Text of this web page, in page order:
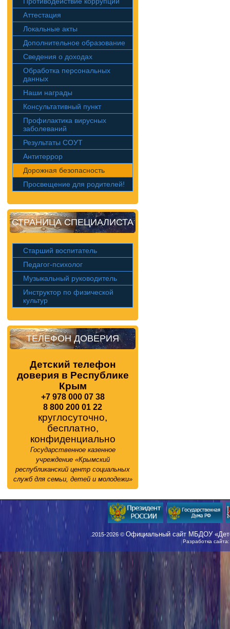
Аттестация
Локальные акты
Дополнительное образование
Сведения о доходах
Обработка персональных
данных
Наши награды
Консультативный пункт
Профилактика вирусных
заболеваний
Результаты СОУТ
Антитеррор
Дорожная безопасность
Просвещение для родителей!
СТРАНИЦА СПЕЦИАЛИСТА
Старший воспитатель
Педагог-психолог
Музыкальный руководитель
Инструктор по физической
культур
ТЕЛЕФОН ДОВЕРИЯ
Детский телефон
доверия в Республике
Крым
+7 978 000 07 38
8 800 200 01 22
круглосуточно,
бесплатно,
конфиденциально
Государственное казенное
учреждение «Крымский
республиканский центр социальных
служб для семьи, детей и молодежи»
.2015-2026 © Официальный сайт МБДОУ
Разработка